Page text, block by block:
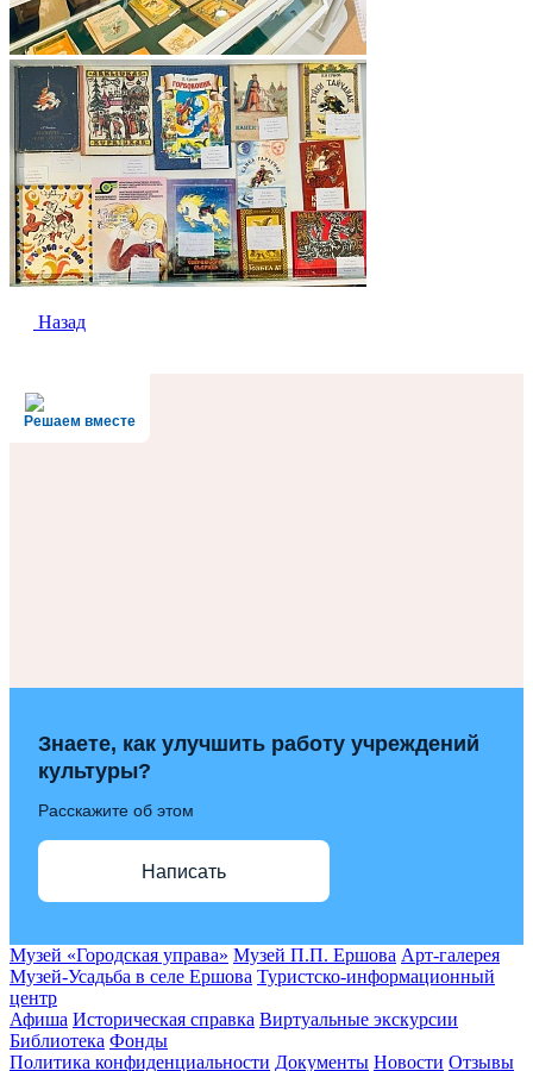
Назад
Решаем вместе
Знаете, как улучшить работу учреждений
культуры?
Расскажите об этом
Написать
Музей «Городская управа» Музей П.П. Ершова Арт-галерея
Музей-Усадьба в селе Ершова Туристско-информационный
центр
Афиша Историческая справка Виртуальные экскурсии
Библиотека Фонды
Политика конфиденциальности Документы Новости Отзывы